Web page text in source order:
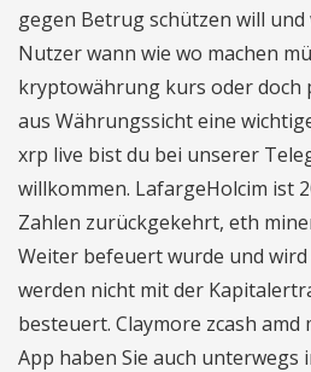
gegen Betrug schützen will und
Nutzer wann wie wo machen
kryptowährung kurs oder doch
aus Währungssicht eine
xrp live bist du bei unserer
willkommen. LafargeHolcim ist
Zahlen zurückgekehrt, eth
Weiter befeuert wurde und
werden nicht mit der
besteuert. Claymore zcash
App haben Sie auch